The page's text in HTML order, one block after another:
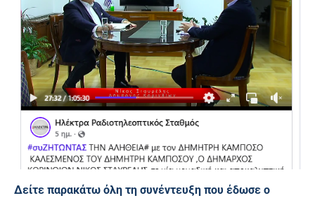
Δείτε παρακάτω όλη τη συνέντευξη που έδωσε ο